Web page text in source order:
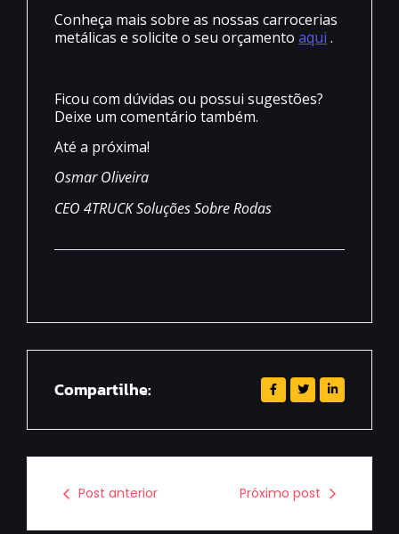
Conheça mais sobre as nossas carrocerias
metálicas e solicite o seu orçamento aqui .
Ficou com dúvidas ou possui sugestões?
Deixe um comentário também.
Até a próxima!
Osmar Oliveira
CEO 4TRUCK Soluções Sobre Rodas
Compartilhe:
Post anterior Próximo post